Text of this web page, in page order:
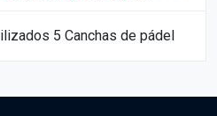
5 Canchas de pádel